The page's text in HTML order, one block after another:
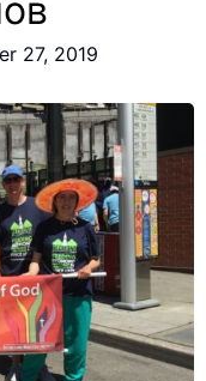
27, 2019